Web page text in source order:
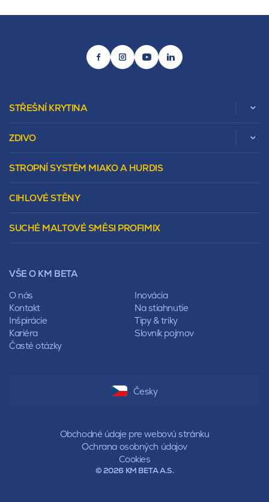
STŘEŠNÍ KRYTINA
Beta
Sedlová
Valbová
Stanová
Mansardová
Pultová
Sedlová
Polovalbová
Stanová
Mansardová
Pultová
Hodonka
ZDIVO
Murovacie bloky
Tepelnoizolačný prvok
Vencovky
Preklady
Lícové murivo
Pálené zdivo Profiblok
Nosné murivo
Priečky
Vencovky
Preklady
STROPNÍ SYSTÉM MIAKO A HURDIS
CIHLOVÉ STĚNY
SUCHÉ MALTOVÉ SMĚSI PROFIMIX
VŠE O KM BETA
O nás
Inovácia
Kontakt
Na stiahnutie
Inšpirácie
Tipy & triky
Kariéra
Slovník pojmov
Časté otázky
Česky
© 2026 KM BETA A.S.
Obchodné údaje pre webovú stránku
Ochrana osobných údajov
Cookies